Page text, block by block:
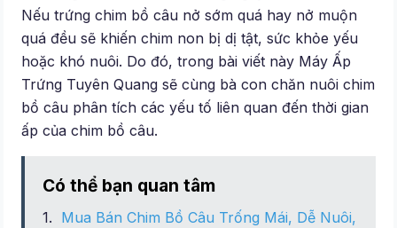
Nếu trứng chim bồ câu nở sớm quá hay nở muộn
quá đều sẽ khiến chim non bị dị tật, sức khỏe yếu
hoặc khó nuôi. Do đó, trong bài viết này Máy Ấp
Trứng Tuyên Quang sẽ cùng bà con chăn nuôi chim
bồ câu phân tích các yếu tố liên quan đến thời gian
ấp của chim bồ câu.
Có thể bạn quan tâm
Mua Bán Chim Bồ Câu Trống Mái, Dễ Nuôi,